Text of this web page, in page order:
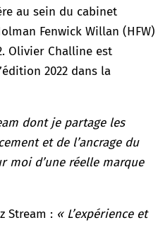
au sein du cabinet
Fenwick Willan (HFW)
Olivier Challine est
2022 dans la
dont je partage les
et de l’ancrage du
moi d’une réelle marque
Stream : « L’expérience et